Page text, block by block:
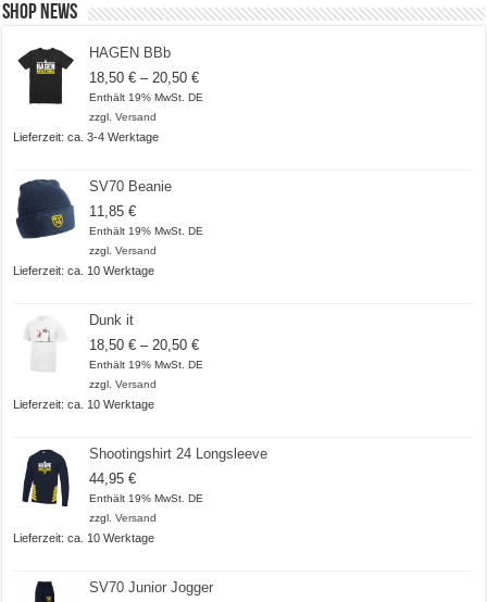
Shop News
HAGEN BBb
18,50€ – 20,50€Preisspanne:
18,50 €
Enthält 19% MwSt. DE
zzgl.Versand
Lieferzeit: ca. 3-4 Werktage
SV70 Beanie
11,85€
Enthält 19% MwSt. DE
zzgl.Versand
Lieferzeit: ca. 10 Werktage
Dunk it
18,50€ – 20,50€Preisspanne:
18,50 €
Enthält 19% MwSt. DE
zzgl.Versand
Lieferzeit: ca. 10 Werktage
Shootingshirt 24 Longsleeve
44,95€
Enthält 19% MwSt. DE
zzgl.Versand
Lieferzeit: ca. 10 Werktage
SV70 Junior Jogger